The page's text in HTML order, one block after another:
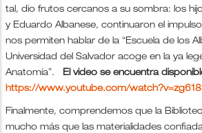
tal, dio frutos cercanos a su sombra: los
y Eduardo Albanese, continuaron el
nos permiten hablar de la “Escuela de los
Universidad del Salvador acoge en la ya
Anatomía”. El video se encuentra
https://www.youtube.com/
Finalmente, comprendemos que la
mucho más que las materialidades